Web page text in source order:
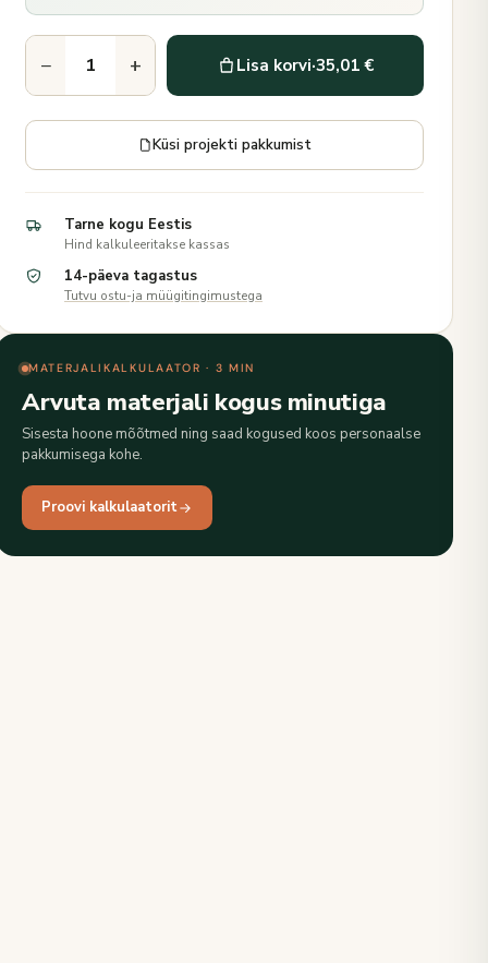
− + Lisa korvi·35,01 €
Küsi projekti pakkumist
Tarne kogu Eestis
Hind kalkuleeritakse kassas
14-päeva tagastus
Tutvu ostu-ja müügitingimustega
MATERJALIKALKULAATOR · 3 MIN
Arvuta materjali kogus minutiga
Sisesta hoone mõõtmed ning saad kogused koos personaalse
pakkumisega kohe.
Proovi kalkulaatorit